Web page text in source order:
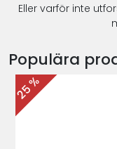
Eller varför inte
Populära
25 %